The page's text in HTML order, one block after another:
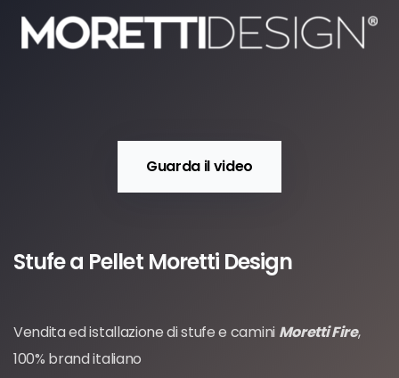
Guarda il video
Stufe a Pellet Moretti Design
Vendita ed istallazione di stufe e camini Moretti Fire,
100% brand italiano